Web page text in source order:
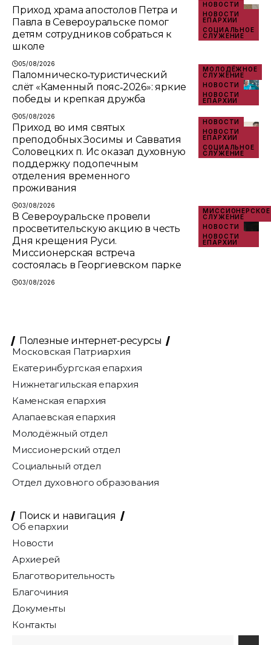
НОВОСТИ
НОВОСТИ
ЕПАРХИИ
СОЦИАЛЬНОЕ
СЛУЖЕНИЕ
Приход храма апостолов Петра и
Павла в Североуральске помог
детям сотрудников собраться к
школе
05/08/2026
МОЛОДЁЖНОЕ
СЛУЖЕНИЕ
НОВОСТИ
НОВОСТИ
ЕПАРХИИ
Паломническо‑туристический
слёт «Каменный пояс‑2026»: яркие
победы и крепкая дружба
05/08/2026
НОВОСТИ
НОВОСТИ
ЕПАРХИИ
СОЦИАЛЬНОЕ
СЛУЖЕНИЕ
Приход во имя святых
преподобных Зосимы и Савватия
Соловецких п. Ис оказал духовную
поддержку подопечным
отделения временного
проживания
03/08/2026
МИССИОНЕРСКОЕ
СЛУЖЕНИЕ
НОВОСТИ
НОВОСТИ
ЕПАРХИИ
В Североуральске провели
просветительскую акцию в честь
Дня крещения Руси.
Миссионерская встреча
состоялась в Георгиевском парке
03/08/2026
Полезные интернет-ресурсы
Московская Патриархия
Екатеринбургская епархия
Нижнетагильская епархия
Каменская епархия
Алапаевская епархия
Молодёжный отдел
Миссионерский отдел
Социальный отдел
Отдел духовного образования
Поиск и навигация
Об епархии
Новости
Архиерей
Благотворительность
Благочиния
Документы
Контакты